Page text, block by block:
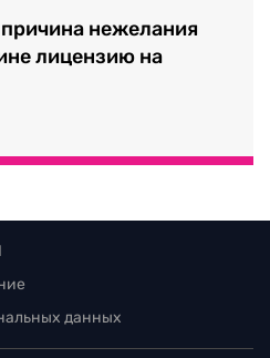
нежелания
лицензию на
данных